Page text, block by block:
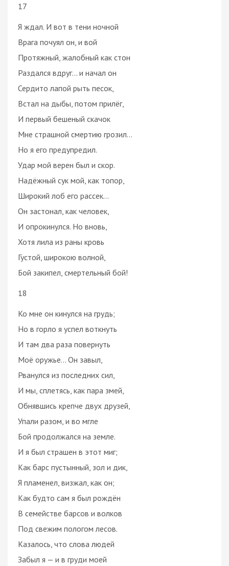
17
Я ждал. И вот в тени ночной
Врага почуял он, и вой
Протяжный, жалобный как стон
Раздался вдруг... и начал он
Сердито лапой рыть песок,
Встал на дыбы, потом прилёг,
И первый бешеный скачок
Мне страшной смертию грозил…
Но я его предупредил.
Удар мой верен был и скор.
Надёжный сук мой, как топор,
Широкий лоб его рассек…
Он застонал, как человек,
И опрокинулся. Но вновь,
Хотя лила из раны кровь
Густой, широкою волной,
Бой закипел, смертельный бой!
18
Ко мне он кинулся на грудь;
Но в горло я успел воткнуть
И там два раза повернуть
Моё оружье… Он завыл,
Рванулся из последних сил,
И мы, сплетясь, как пара змей,
Обнявшись крепче двух друзей,
Упали разом, и во мгле
Бой продолжался на земле.
И я был страшен в этот миг;
Как барс пустынный, зол и дик,
Я пламенел, визжал, как он;
Как будто сам я был рождён
В семействе барсов и волков
Под свежим пологом лесов.
Казалось, что слова людей
Забыл я — и в груди моей